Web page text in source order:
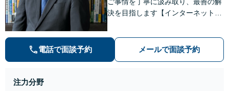
決を目指します【インターネット】
す【離婚問題】検討段階、協議から
訴訟まで。あらゆるフェーズに対応
電話で面談予約 メールで面談予約
注力分野